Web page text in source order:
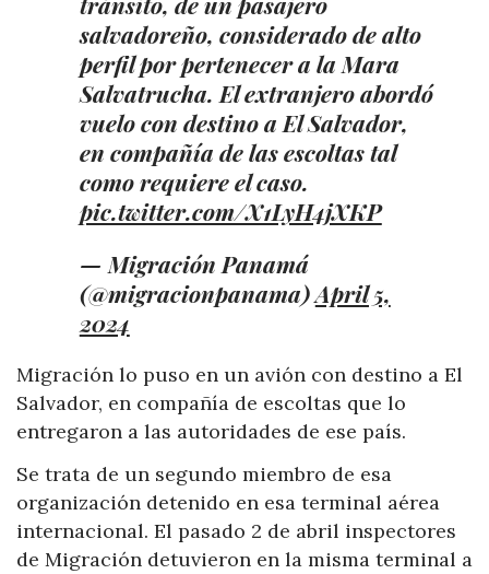
salvadoreño, considerado de alto
perfil por pertenecer a la Mara
Salvatrucha. El extranjero abordó
vuelo con destino a El Salvador,
en compañía de las escoltas tal
como requiere el caso.
pic.twitter.com/X1LyH4jXKP
— Migración Panamá
(@migracionpanama)April 5,
2024
Migración lo puso en un avión con destino a El
Salvador, en compañía de escoltas que lo
entregaron a las autoridades de ese país.
Se trata de un segundo miembro de esa
organización detenido en esa terminal aérea
internacional. El pasado 2 de abril inspectores
de Migración detuvieron en la misma terminal a